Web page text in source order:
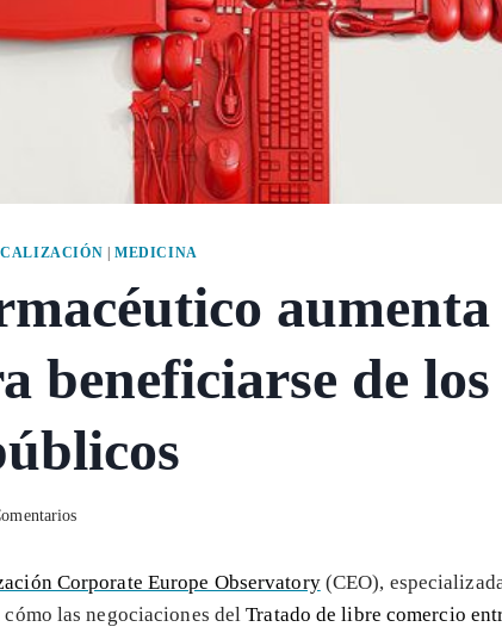
|MEDICINA
aumenta
beneficiarse de los
Corporate Europe Observatory(CEO),
cómo las negociaciones delTratado de libre comercio